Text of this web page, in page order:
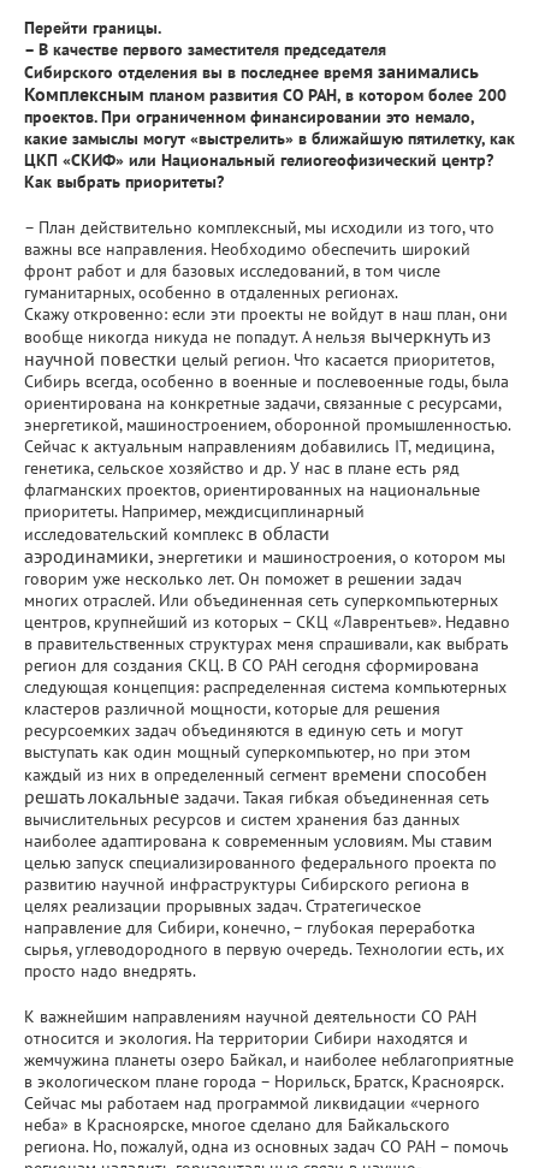
Перейти границы.
– В качестве первого заместителя председателя
Сибирского отделения вы в последнее время занимались
Комплексным планом развития СО РАН, в котором более 200
проектов. При ограниченном финансировании это немало,
какие замыслы могут «выстрелить» в ближайшую пятилетку, как
ЦКП «СКИФ» или Национальный гелиогеофизический центр?
Как выбрать приоритеты?
– План действительно комплексный, мы исходили из того, что
важны все направления. Необходимо обеспечить широкий
фронт работ и для базовых исследований, в том числе
гуманитарных, особенно в отдаленных регионах.
Скажу откровенно: если эти проекты не войдут в наш план, они
вообще никогда никуда не попадут. А нельзя вычеркнуть из
научной повестки целый регион. Что касается приоритетов,
Сибирь всегда, особенно в военные и послевоенные годы, была
ориентирована на конкретные задачи, связанные с ресурсами,
энергетикой, машиностроением, оборонной промышленностью.
Сейчас к актуальным направлениям добавились IT, медицина,
генетика, сельское хозяйство и др. У нас в плане есть ряд
флагманских проектов, ориентированных на национальные
приоритеты. Например, междисциплинарный
исследовательский комплекс в области
аэродинамики, энергетики и машиностроения, о котором мы
говорим уже несколько лет. Он поможет в решении задач
многих отраслей. Или объединенная сеть суперкомпьютерных
центров, крупнейший из которых – СКЦ «Лаврентьев». Недавно
в правительственных структурах меня спрашивали, как выбрать
регион для создания СКЦ. В СО РАН сегодня сформирована
следующая концепция: распределенная система компьютерных
кластеров различной мощности, которые для решения
ресурсоемких задач объединяются в единую сеть и могут
выступать как один мощный суперкомпьютер, но при этом
каждый из них в определенный сегмент времени способен
решать локальные задачи. Такая гибкая объединенная сеть
вычислительных ресурсов и систем хранения баз данных
наиболее адаптирована к современным условиям. Мы ставим
целью запуск специализированного федерального проекта по
развитию научной инфраструктуры Сибирского региона в
целях реализации прорывных задач. Стратегическое
направление для Сибири, конечно, – глубокая переработка
сырья, углеводородного в первую очередь. Технологии есть, их
просто надо внедрять.
К важнейшим направлениям научной деятельности СО РАН
относится и экология. На территории Сибири находятся и
жемчужина планеты озеро Байкал, и наиболее неблагоприятные
в экологическом плане города – Норильск, Братск, Красноярск.
Сейчас мы работаем над программой ликвидации «черного
неба» в Красноярске, многое сделано для Байкальского
региона. Но, пожалуй, одна из основных задач СО РАН – помочь